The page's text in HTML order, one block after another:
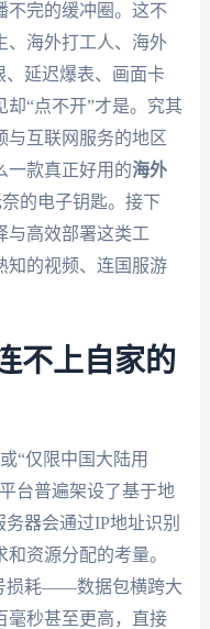
不完的缓冲圈。这不
、海外打工人、海外
、延迟爆表、画面卡
“点不开”才是。究其
与互联网服务的地区
一款真正好用的海外
的电子钥匙。接下
与高效部署这类工
知的视频、连国服游
不上自家的
“仅限中国大陆用
台普遍架设了基于地
器会通过IP地址识别
资源分配的考量。
损耗——数据包横跨大
毫秒甚至更高，直接